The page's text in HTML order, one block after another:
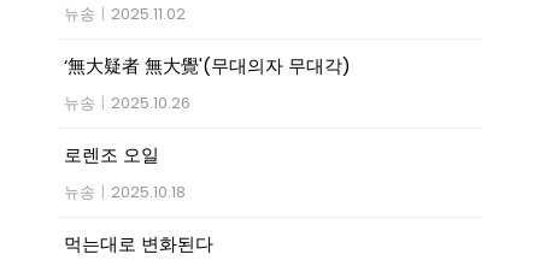
뉴송 | 2025.11.02
‘無大疑者 無大覺'(무대의자 무대각)
뉴송 | 2025.10.26
로렌조 오일
뉴송 | 2025.10.18
먹는대로 변화된다